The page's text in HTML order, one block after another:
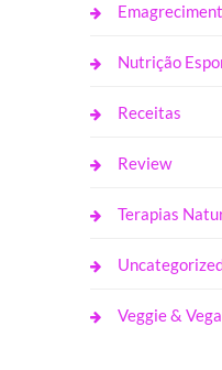
Nutrição
Receitas
Review
Terapias
Veggie &